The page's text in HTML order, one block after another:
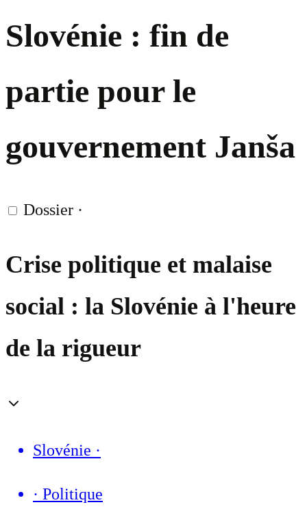
Slovénie : fin de
partie pour le
gouvernement Janša
Dossier ·
Crise politique et malaise
social : la Slovénie à l'heure
de la rigueur
Slovénie ·
· Politique